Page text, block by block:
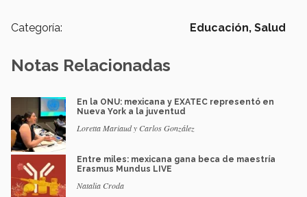
Categoría: Educación, Salud
Notas Relacionadas
En la ONU: mexicana y EXATEC representó en
Nueva York a la juventud
Loretta Mariaud y Carlos González
Entre miles: mexicana gana beca de maestría
Erasmus Mundus LIVE
Natalia Croda